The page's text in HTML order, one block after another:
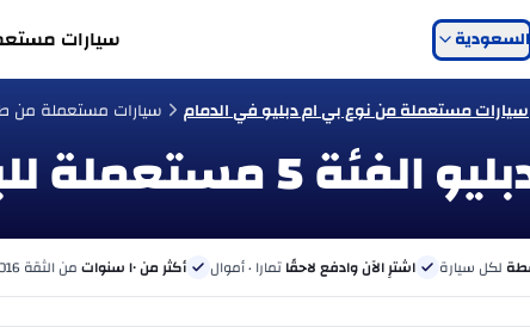
السعودية سيارات
سيارات مستعملة من نوع بي ام دبليو في الدمام سيارات مستعملة من طراز بي
لكل سيارة اشترِ الآن وادفع لاحقًاتمارا · أموال أكثر من ١٠ سنوات من الثقة 2016